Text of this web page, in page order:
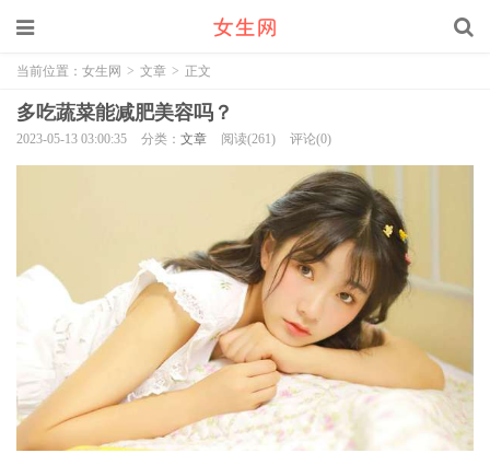
当前位置： 女生网 > 文章 > 正文
多吃蔬菜能减肥美容吗？
2023-05-13 03:00:35 分类： 文章 阅读(261) 评论(0)